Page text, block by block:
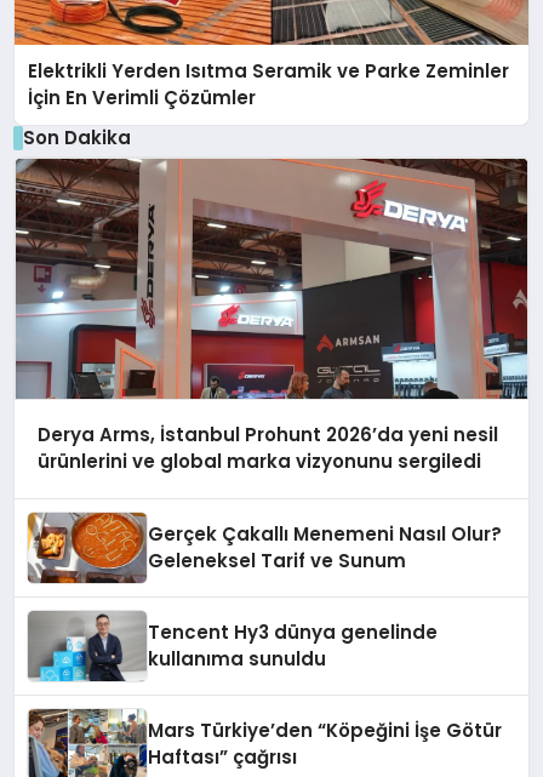
Elektrikli Yerden Isıtma Seramik ve Parke Zeminler
İçin En Verimli Çözümler
Son Dakika
Derya Arms, İstanbul Prohunt 2026’da yeni nesil
ürünlerini ve global marka vizyonunu sergiledi
Gerçek Çakallı Menemeni Nasıl Olur?
Geleneksel Tarif ve Sunum
Tencent Hy3 dünya genelinde
kullanıma sunuldu
Mars Türkiye’den “Köpeğini İşe Götür
Haftası” çağrısı